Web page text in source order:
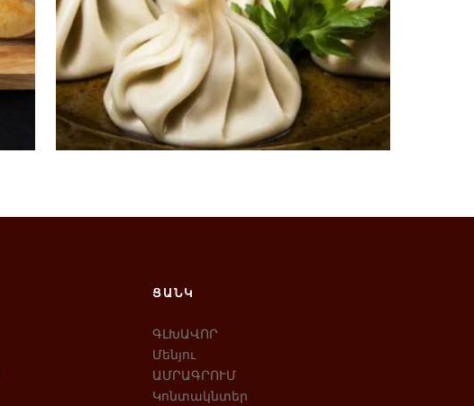
380AMD
ՑԱՆԿ
ԳԼԽԱՎՈՐ
Մենյու
ԱՄՐԱԳՐՈՒՄ
Կոնտակնտեր